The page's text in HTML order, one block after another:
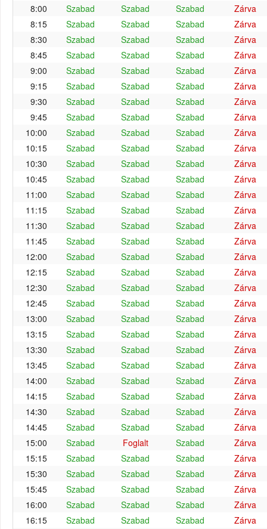
8:00
Szabad Szabad Szabad
Zárva
8:15
Szabad Szabad Szabad
Zárva
8:30
Szabad Szabad Szabad
Zárva
8:45
Szabad Szabad Szabad
Zárva
9:00
Szabad Szabad Szabad
Zárva
9:15
Szabad Szabad Szabad
Zárva
9:30
Szabad Szabad Szabad
Zárva
9:45
Szabad Szabad Szabad
Zárva
10:00
Szabad Szabad Szabad
Zárva
10:15
Szabad Szabad Szabad
Zárva
10:30
Szabad Szabad Szabad
Zárva
10:45
Szabad Szabad Szabad
Zárva
11:00
Szabad Szabad Szabad
Zárva
11:15
Szabad Szabad Szabad
Zárva
11:30
Szabad Szabad Szabad
Zárva
11:45
Szabad Szabad Szabad
Zárva
12:00
Szabad Szabad Szabad
Zárva
12:15
Szabad Szabad Szabad
Zárva
12:30
Szabad Szabad Szabad
Zárva
12:45
Szabad Szabad Szabad
Zárva
13:00
Szabad Szabad Szabad
Zárva
13:15
Szabad Szabad Szabad
Zárva
13:30
Szabad Szabad Szabad
Zárva
13:45
Szabad Szabad Szabad
Zárva
14:00
Szabad Szabad Szabad
Zárva
14:15
Szabad Szabad Szabad
Zárva
14:30
Szabad Szabad Szabad
Zárva
14:45
Szabad Szabad Szabad
Zárva
15:00
Szabad Foglalt Szabad
Zárva
15:15
Szabad Szabad Szabad
Zárva
15:30
Szabad Szabad Szabad
Zárva
15:45
Szabad Szabad Szabad
Zárva
16:00
Szabad Szabad Szabad
Zárva
16:15
Szabad Szabad Szabad Zárva